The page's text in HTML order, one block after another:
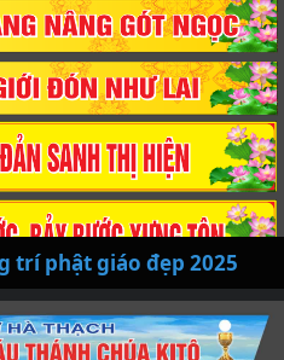
trí phật giáo đẹp 2025